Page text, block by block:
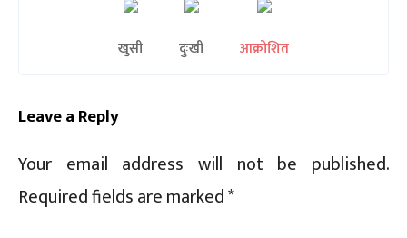
खुसी दुःखी आक्रोशित
Leave a Reply
Your email address will not be published.
Required fields are marked*